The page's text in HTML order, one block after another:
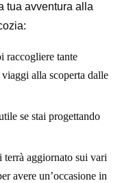
tua avventura alla
raccogliere tante
alla scoperta dalle
se stai progettando
terrà aggiornato sui vari
avere un’occasione in